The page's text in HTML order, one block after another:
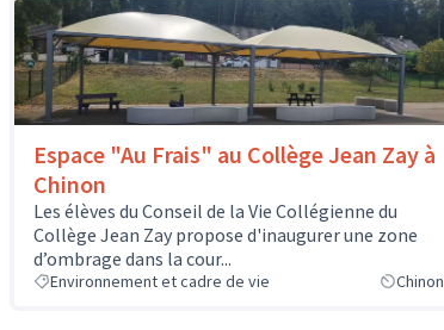
Espace "Au Frais" au Collège Jean Zay à
Chinon
Les élèves du Conseil de la Vie Collégienne du
Collège Jean Zay propose d'inaugurer une zone
d’ombrage dans la cour...
Environnement et cadre de vie Chinon